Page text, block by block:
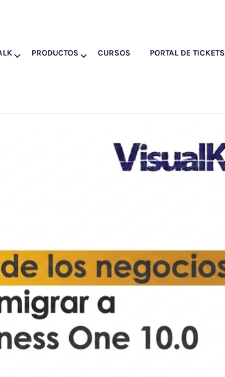
PRODUCTOS CURSOS PORTAL DE TICKETS